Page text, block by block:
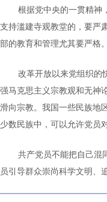
根据党中央的一贯精神
支持滥建寺观教堂的，要严
部的教育和管理尤其要严格。
改革开放以来党组织的
强马克思主义宗教观和无神
滑向宗教。我国一些民族地
少数民族中，可以允许党员
共产党员不能把自己混
员引导群众崇尚科学文明、